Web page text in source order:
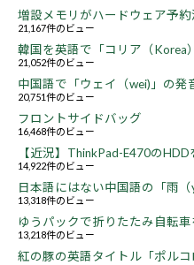
増設メモリがハードウェア予
21,167件のビュー
韓国を英語で「コリア（Korea
21,052件のビュー
中国語で「ウェイ（wei)」の発
20,751件のビュー
フロントサイドバッグ
16,468件のビュー
【近況】ThinkPad-E470の
14,922件のビュー
日本語にはない中国語の「雨
13,318件のビュー
ゆうパックで折りたたみ自転
13,218件のビュー
紅の豚の英語タイトル「ポル